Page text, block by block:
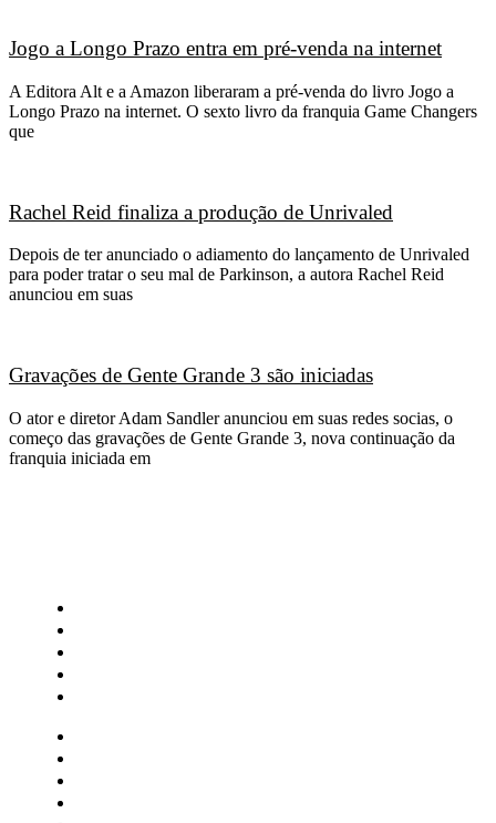
Jogo a Longo Prazo entra em pré-venda na internet
A Editora Alt e a Amazon liberaram a pré-venda do livro Jogo a
Longo Prazo na internet. O sexto livro da franquia Game Changers
que
Rachel Reid finaliza a produção de Unrivaled
Depois de ter anunciado o adiamento do lançamento de Unrivaled
para poder tratar o seu mal de Parkinson, a autora Rachel Reid
anunciou em suas
Gravações de Gente Grande 3 são iniciadas
O ator e diretor Adam Sandler anunciou em suas redes socias, o
começo das gravações de Gente Grande 3, nova continuação da
franquia iniciada em